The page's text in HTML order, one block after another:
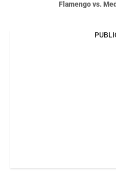
Flamengo vs.